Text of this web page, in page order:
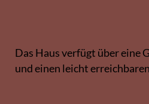
Das Haus verfügt über eine
und einen leicht